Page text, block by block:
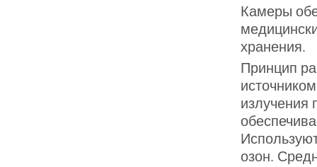
Камеры
хранения.
Принцип
излучения
озон.